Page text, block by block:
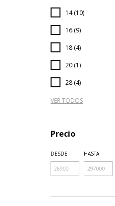
14 (10)
16 (9)
18 (4)
20 (1)
28 (4)
VER TODOS
Precio
DESDE HASTA